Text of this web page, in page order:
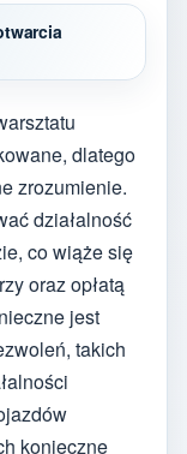
dlatego
zrozumienie.
działalność
co wiąże się
oraz opłatą
jest
takich
konieczne